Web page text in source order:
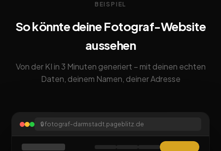
BEISPIEL
So könnte deine Fotograf-Website
aussehen
Von der KI in 3 Minuten generiert – mit deinen echten
Daten, deinem Namen, deiner Adresse
🔒fotograf-darmstadt.pageblitz.de